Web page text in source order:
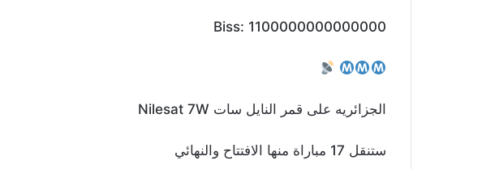
Biss: 1100000000000000
الجزائريه على قمر النايل سات Nilesat 7W
ستنقل 17 مباراة منها الافتتاح والنهائي